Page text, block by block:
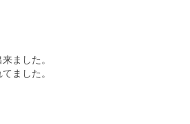
ました。
ました。